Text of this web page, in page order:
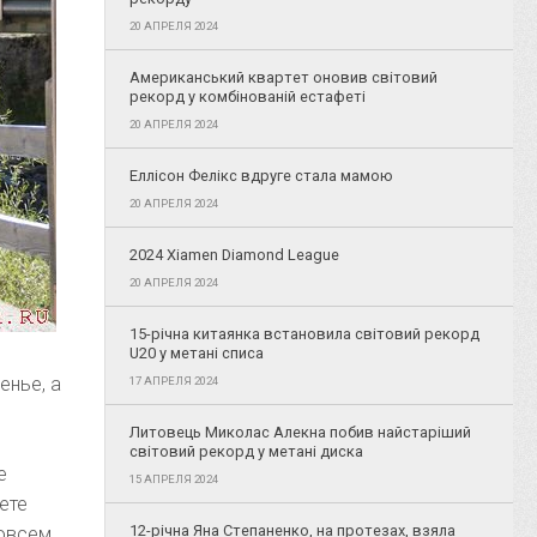
а
20 АПРЕЛЯ 2024
Американський квартет оновив світовий
рекорд у комбінованій естафеті
20 АПРЕЛЯ 2024
Еллісон Фелікс вдруге стала мамою
20 АПРЕЛЯ 2024
2024 Xiamen Diamond League
20 АПРЕЛЯ 2024
15-річна китаянка встановила світовий рекорд
U20 у метані списа
17 АПРЕЛЯ 2024
Литовець Миколас Алекна побив найстаріший
світовий рекорд у метані диска
15 АПРЕЛЯ 2024
12-річна Яна Степаненко, на протезах, взяла